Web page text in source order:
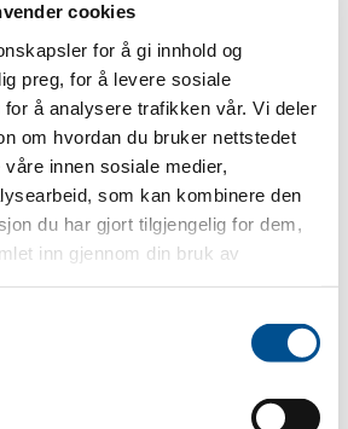
cookies
for å gi innhold og
preg, for å levere sosiale
å analysere trafikken vår. Vi deler
om hvordan du bruker nettstedet
innen sosiale medier,
som kan kombinere den
du har gjort tilgjengelig for dem,
inn gjennom din bruk av
har et ansvar for å opptre slik
eller skade. For den enkelte er det
trafikk rett og slett å kunne
dem.
boka er å forklare og utdype
men vi tar også opp andre